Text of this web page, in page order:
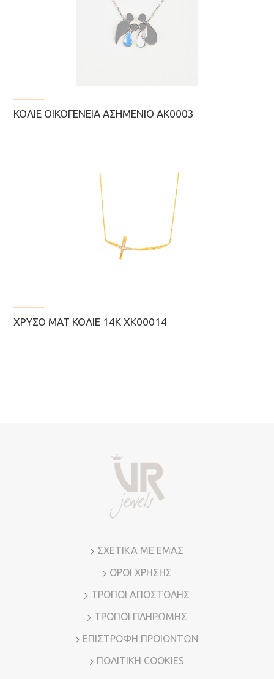
ΚΟΛΙΈ ΟΙΚΟΓΈΝΕΙΑ ΑΣΗΜΈΝΙΟ AK0003
ΧΡΥΣΌ ΜΑΤ ΚΟΛΙΈ 14Κ ΧΚ00014
ΣΧΕΤΙΚΑ ΜΕ ΕΜΑΣ
ΟΡΟΙ ΧΡΗΣΗΣ
ΤΡΟΠΟΙ ΑΠΟΣΤΟΛΗΣ
ΤΡΟΠΟΙ ΠΛΗΡΩΜΗΣ
ΕΠΙΣΤΡΟΦΗ ΠΡΟΙΟΝΤΩΝ
ΠΟΛΙΤΙΚΗ COOKIES